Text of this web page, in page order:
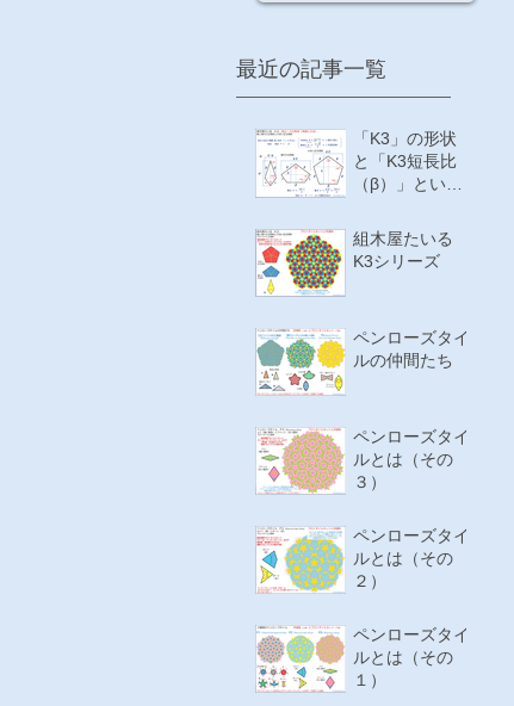
最近の記事一覧
「K3」の形状
と「K3短長比
（β）」という
組木屋たいる
K3シリーズ
ペンローズタイ
ルの仲間たち
ペンローズタイ
ルとは（その
３）
ペンローズタイ
ルとは（その
２）
ペンローズタイ
ルとは（その
１）